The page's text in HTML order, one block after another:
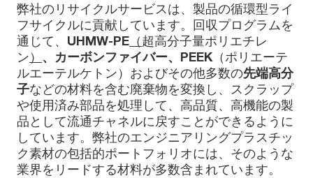
弊社のリサイクルサービスは、製品の循環型ライ
フサイクルに貢献しています。回収プログラムを
通じて、 UHMW-PE （超高分子量ポリエチレ
ン） 、カーボンファイバー、PEEK （ポリエーテ
ルエーテルケトン）およびその他多数の先端高分
子などの材料を含む廃棄物を変換し、スクラップ
や使用済み部品を処理して、高品質、高機能の製
品として流通チャネルに戻すことができるように
しています。弊社のエンジニアリングプラスチッ
ク素材の包括的ポートフォリオには、そのような
業界をリードする材料が多数含まれています。